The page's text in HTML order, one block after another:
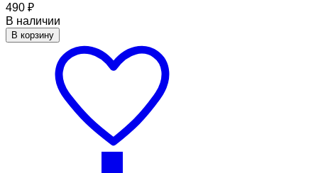
490 ₽
В наличии
В корзину